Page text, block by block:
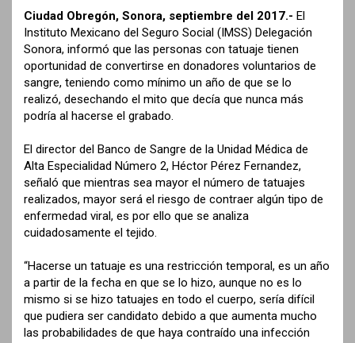
Ciudad Obregón, Sonora, septiembre del 2017.- El
Instituto Mexicano del Seguro Social (IMSS) Delegación
Sonora, informó que las personas con tatuaje tienen
oportunidad de convertirse en donadores voluntarios de
sangre, teniendo como mínimo un año de que se lo
realizó, desechando el mito que decía que nunca más
podría al hacerse el grabado.
El director del Banco de Sangre de la Unidad Médica de
Alta Especialidad Número 2, Héctor Pérez Fernandez,
señaló que mientras sea mayor el número de tatuajes
realizados, mayor será el riesgo de contraer algún tipo de
enfermedad viral, es por ello que se analiza
cuidadosamente el tejido.
“Hacerse un tatuaje es una restricción temporal, es un año
a partir de la fecha en que se lo hizo, aunque no es lo
mismo si se hizo tatuajes en todo el cuerpo, sería difícil
que pudiera ser candidato debido a que aumenta mucho
las probabilidades de que haya contraído una infección